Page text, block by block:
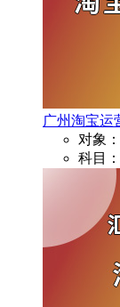
广州淘宝运
对象
科目